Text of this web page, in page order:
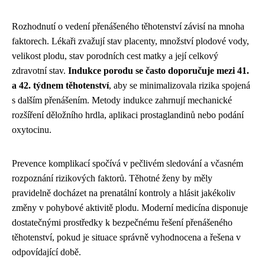
Rozhodnutí o vedení přenášeného těhotenství závisí na mnoha
faktorech. Lékaři zvažují stav placenty, množství plodové vody,
velikost plodu, stav porodních cest matky a její celkový
zdravotní stav. Indukce porodu se často doporučuje mezi 41.
a 42. týdnem těhotenství, aby se minimalizovala rizika spojená
s dalším přenášením. Metody indukce zahrnují mechanické
rozšíření děložního hrdla, aplikaci prostaglandinů nebo podání
oxytocinu.
Prevence komplikací spočívá v pečlivém sledování a včasném
rozpoznání rizikových faktorů. Těhotné ženy by měly
pravidelně docházet na prenatální kontroly a hlásit jakékoliv
změny v pohybové aktivitě plodu. Moderní medicína disponuje
dostatečnými prostředky k bezpečnému řešení přenášeného
těhotenství, pokud je situace správně vyhodnocena a řešena v
odpovídající době.